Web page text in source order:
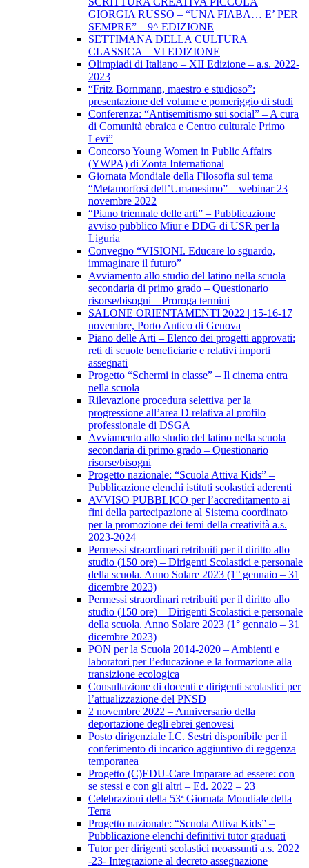
GIORGIA RUSSO – “UNA FIABA… E’ PER
SEMPRE” – 9^ EDIZIONE
SETTIMANA DELLA CULTURA
CLASSICA – VI EDIZIONE
Olimpiadi di Italiano – XII Edizione – a.s. 2022-
2023
“Fritz Bornmann, maestro e studioso”:
presentazione del volume e pomeriggio di studi
Conferenza: “Antisemitismo sui social” – A cura
di Comunità ebraica e Centro culturale Primo
Levi”
Concorso Young Women in Public Affairs
(YWPA) di Zonta International
Giornata Mondiale della Filosofia sul tema
“Metamorfosi dell’Umanesimo” – webinar 23
novembre 2022
“Piano triennale delle arti” – Pubblicazione
avviso pubblico Miur e DDG di USR per la
Liguria
Convegno “VISIONI. Educare lo sguardo,
immaginare il futuro”
Avviamento allo studio del latino nella scuola
secondaria di primo grado – Questionario
risorse/bisogni – Proroga termini
SALONE ORIENTAMENTI 2022 | 15-16-17
novembre, Porto Antico di Genova
Piano delle Arti – Elenco dei progetti approvati:
reti di scuole beneficiarie e relativi importi
assegnati
Progetto “Schermi in classe” – Il cinema entra
nella scuola
Rilevazione procedura selettiva per la
progressione all’area D relativa al profilo
professionale di DSGA
Avviamento allo studio del latino nella scuola
secondaria di primo grado – Questionario
risorse/bisogni
Progetto nazionale: “Scuola Attiva Kids” –
Pubblicazione elenchi istituti scolastici aderenti
AVVISO PUBBLICO per l’accreditamento ai
fini della partecipazione al Sistema coordinato
per la promozione dei temi della creatività a.s.
2023-2024
Permessi straordinari retribuiti per il diritto allo
studio (150 ore) – Dirigenti Scolastici e personale
della scuola. Anno Solare 2023 (1° gennaio – 31
dicembre 2023)
Permessi straordinari retribuiti per il diritto allo
studio (150 ore) – Dirigenti Scolastici e personale
della scuola. Anno Solare 2023 (1° gennaio – 31
dicembre 2023)
PON per la Scuola 2014-2020 – Ambienti e
laboratori per l’educazione e la formazione alla
transizione ecologica
Consultazione di docenti e dirigenti scolastici per
l’attualizzazione del PNSD
2 novembre 2022 – Anniversario della
deportazione degli ebrei genovesi
Posto dirigenziale I.C. Sestri disponibile per il
conferimento di incarico aggiuntivo di reggenza
temporanea
Progetto (C)EDU-Care Imparare ad essere: con
se stessi e con gli altri – Ed. 2022 – 23
Celebrazioni della 53ª Giornata Mondiale della
Terra
Progetto nazionale: “Scuola Attiva Kids” –
Pubblicazione elenchi definitivi tutor graduati
Tutor per dirigenti scolastici neoassunti a.s. 2022
-23- Integrazione al decreto assegnazione